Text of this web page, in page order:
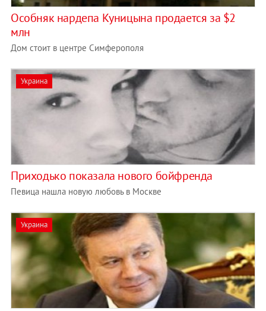
Особняк нардепа Куницына продается за $2
млн
Дом стоит в центре Симферополя
Украина
Приходько показала нового бойфренда
Певица нашла новую любовь в Москве
Украина